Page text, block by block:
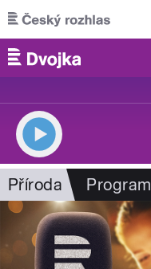
Přejít k hlavnímu obsahu
Příroda Program